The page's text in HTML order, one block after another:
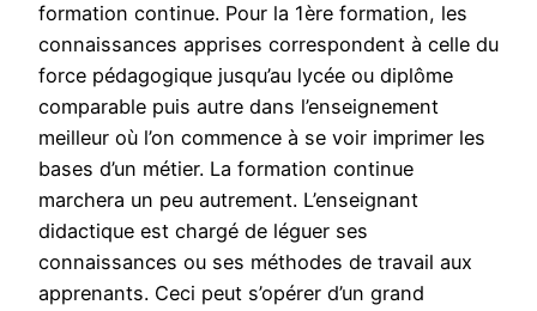
formation continue. Pour la 1ère formation, les
connaissances apprises correspondent à celle du
force pédagogique jusqu’au lycée ou diplôme
comparable puis autre dans l’enseignement
meilleur où l’on commence à se voir imprimer les
bases d’un métier. La formation continue
marchera un peu autrement. L’enseignant
didactique est chargé de léguer ses
connaissances ou ses méthodes de travail aux
apprenants. Ceci peut s’opérer d’un grand